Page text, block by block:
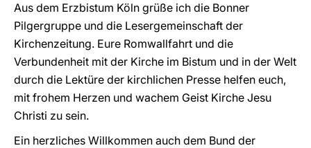
Aus dem Erzbistum Köln grüße ich die Bonner
Pilgergruppe und die Lesergemeinschaft der
Kirchenzeitung. Eure Romwallfahrt und die
Verbundenheit mit der Kirche im Bistum und in der Welt
durch die Lektüre der kirchlichen Presse helfen euch,
mit frohem Herzen und wachem Geist Kirche Jesu
Christi zu sein.
Ein herzliches Willkommen auch dem Bund der